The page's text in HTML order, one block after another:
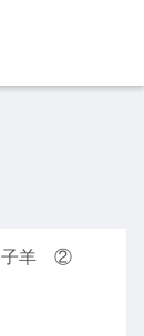
子羊 ②